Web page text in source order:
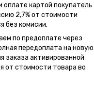
картой покупатель
2,7% от стоимости
без комисии.
по предоплате через
передоплата на новую
заказа активированной
от стоимости товара во